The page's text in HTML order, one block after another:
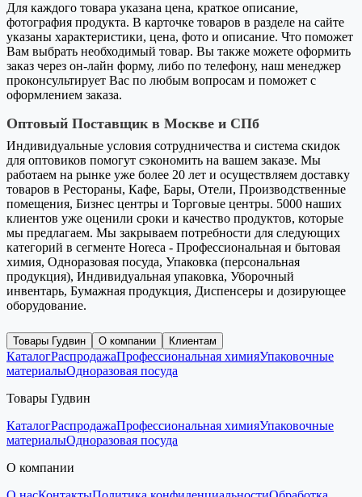
Для каждого товара указана цена, краткое описание,
фотография продукта. В карточке товаров в разделе на сайте
указаны характеристики, цена, фото и описание. Что поможет
Вам выбрать необходимый товар. Вы также можете оформить
заказ через он-лайн форму, либо по телефону, наш менеджер
проконсультирует Вас по любым вопросам и поможет с
оформлением заказа.
Оптовый Поставщик в Москве и СПб
Индивидуальные условия сотрудничества и система скидок
для оптовиков помогут сэкономить на вашем заказе. Мы
работаем на рынке уже более 20 лет и осуществляем доставку
товаров в Рестораны, Кафе, Бары, Отели, Производственные
помещения, Бизнес центры и Торговые центры. 5000 наших
клиентов уже оценили сроки и качество продуктов, которые
мы предлагаем. Мы закрываем потребности для следующих
категорий в сегменте Horeca - Профессиональная и бытовая
химия, Одноразовая посуда, Упаковка (персональная
продукция), Индивидуальная упаковка, Уборочный
инвентарь, Бумажная продукция, Диспенсеры и дозирующее
оборудование.
Товары Гудвин О компании Клиентам
КаталогРаспродажаПрофессиональная химияУпаковочные
материалыОдноразовая посуда
Товары Гудвин
КаталогРаспродажаПрофессиональная химияУпаковочные
материалыОдноразовая посуда
О компании